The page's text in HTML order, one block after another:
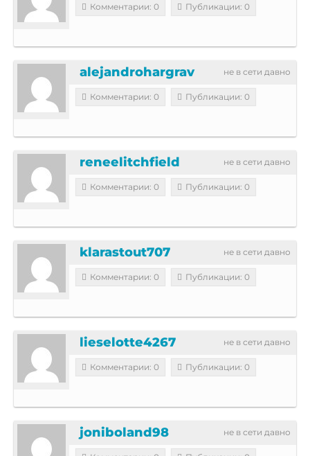
Комментарии: 0 Публикации: 0
не в сети давно
alejandrohargrav
Комментарии: 0 Публикации: 0
не в сети давно
reneelitchfield
Комментарии: 0 Публикации: 0
не в сети давно
klarastout707
Комментарии: 0 Публикации: 0
не в сети давно
lieselotte4267
Комментарии: 0 Публикации: 0
не в сети давно
joniboland98